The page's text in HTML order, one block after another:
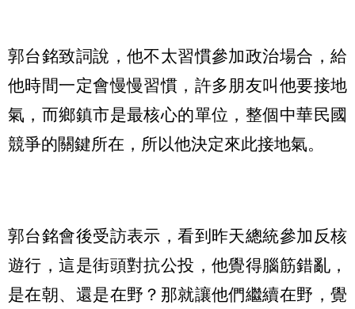
郭台銘致詞說，他不太習慣參加政治場合，給
他時間一定會慢慢習慣，許多朋友叫他要接地
氣，而鄉鎮市是最核心的單位，整個中華民國
競爭的關鍵所在，所以他決定來此接地氣。
郭台銘會後受訪表示，看到昨天總統參加反核
遊行，這是街頭對抗公投，他覺得腦筋錯亂，
是在朝、還是在野？那就讓他們繼續在野，覺